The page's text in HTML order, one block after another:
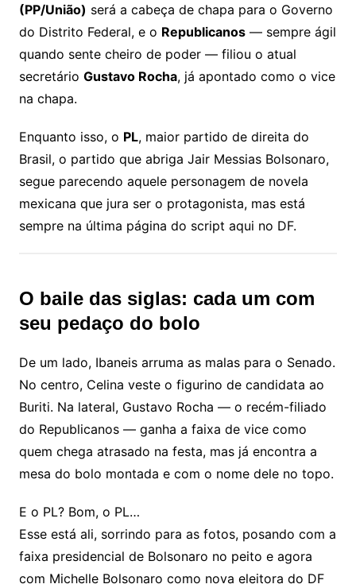
(PP/União) será a cabeça de chapa para o Governo
do Distrito Federal, e o Republicanos— sempre ágil
quando sente cheiro de poder — filiou o atual
secretário Gustavo Rocha, já apontado como o vice
na chapa.
Enquanto isso, o PL, maior partido de direita do
Brasil, o partido que abriga Jair Messias Bolsonaro,
segue parecendo aquele personagem de novela
mexicana que jura ser o protagonista, mas está
sempre na última página do script aqui no DF.
O baile das siglas: cada um com
seu pedaço do bolo
De um lado, Ibaneis arruma as malas para o Senado.
No centro, Celina veste o figurino de candidata ao
Buriti. Na lateral, Gustavo Rocha — o recém-filiado
do Republicanos — ganha a faixa de vice como
quem chega atrasado na festa, mas já encontra a
mesa do bolo montada e com o nome dele no topo.
E o PL? Bom, o PL…
Esse está ali, sorrindo para as fotos, posando com a
faixa presidencial de Bolsonaro no peito e agora
com Michelle Bolsonaro como nova eleitora do DF